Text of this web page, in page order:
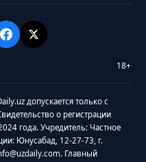
18+
допускается только с
о регистрации
года. Учредитель: Частное
Юнусабад, 12-27-73, г.
Главный